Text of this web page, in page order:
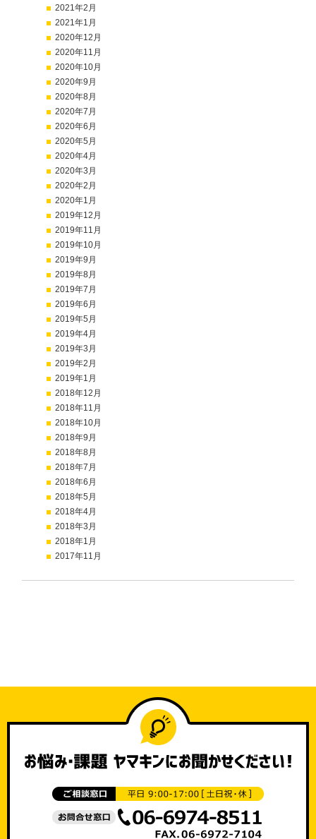
2021年2月
2021年1月
2020年12月
2020年11月
2020年10月
2020年9月
2020年8月
2020年7月
2020年6月
2020年5月
2020年4月
2020年3月
2020年2月
2020年1月
2019年12月
2019年11月
2019年10月
2019年9月
2019年8月
2019年7月
2019年6月
2019年5月
2019年4月
2019年3月
2019年2月
2019年1月
2018年12月
2018年11月
2018年10月
2018年9月
2018年8月
2018年7月
2018年6月
2018年5月
2018年4月
2018年3月
2018年1月
2017年11月